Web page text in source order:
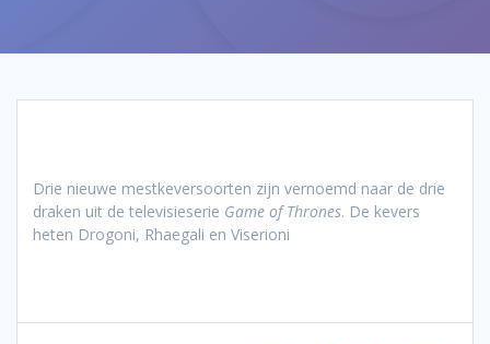
Drie nieuwe mestkeversoorten zijn vernoemd naar de drie
draken uit de televisieserie Game of Thrones. De kevers
heten Drogoni, Rhaegali en Viserioni